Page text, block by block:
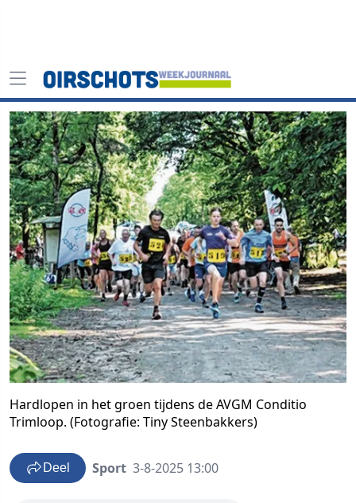
Hardlopen in het groen tijdens de AVGM Conditio
Trimloop. (Fotografie: Tiny Steenbakkers)
Deel Sport 3-8-2025 13:00